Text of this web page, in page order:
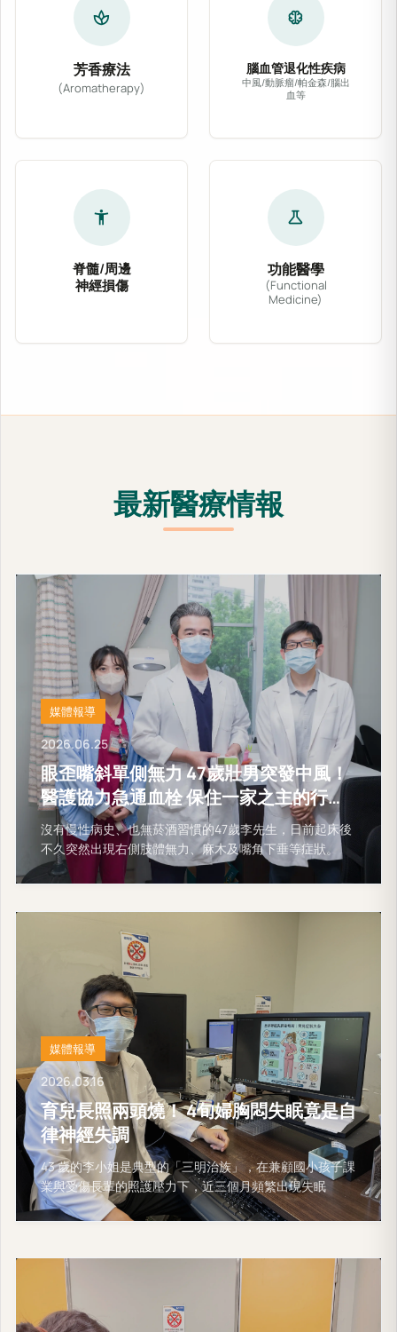
spa
芳香療法
(Aromatherapy)
neurology
腦血管退化性疾病
中風/動脈瘤/帕金森/腦出
血等
accessibility_new
脊髓/周邊
神經損傷
針對脊髓壓迫、坐骨神經痛、腕隧道症候群及
science
功能醫學
(Functional
Medicine)
最新醫療情報
媒體報導
2026.06.25
眼歪嘴斜單側無力 47歲壯男突發中風！
醫護協力急通血栓 保住一家之主的行動
能力
沒有慢性病史、也無菸酒習慣的47歲李先生，日前起床後
不久突然出現右側肢體無力、麻木及嘴角下垂等症狀。
媒體報導
2026.03.16
育兒長照兩頭燒！ 4旬婦胸悶失眠竟是自
律神經失調
43 歲的李小姐是典型的「三明治族」，在兼顧國小孩子課
業與受傷長輩的照護壓力下，近三個月頻繁出現失眠